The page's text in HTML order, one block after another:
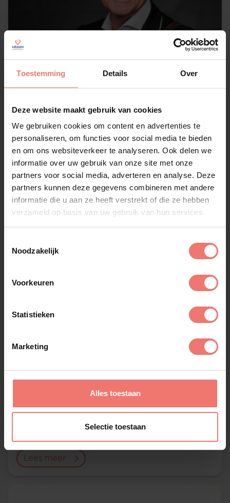
Toestemming Details Over
Deze website maakt gebruik van cookies
We gebruiken cookies om content en advertenties te
personaliseren, om functies voor social media te bieden
en om ons websiteverkeer te analyseren. Ook delen we
informatie over uw gebruik van onze site met onze
partners voor social media, adverteren en analyse. Deze
partners kunnen deze gegevens combineren met andere
informatie die u aan ze heeft verstrekt of die ze hebben
verzameld op basis van uw gebruik van hun services.
Noodzakelijk
Voorkeuren
Statistieken
Marketing
Alles toestaan
Selectie toestaan
Jacques Herb
€ 2495,-
Lees meer
Bonnie St. Claire
Lees meer